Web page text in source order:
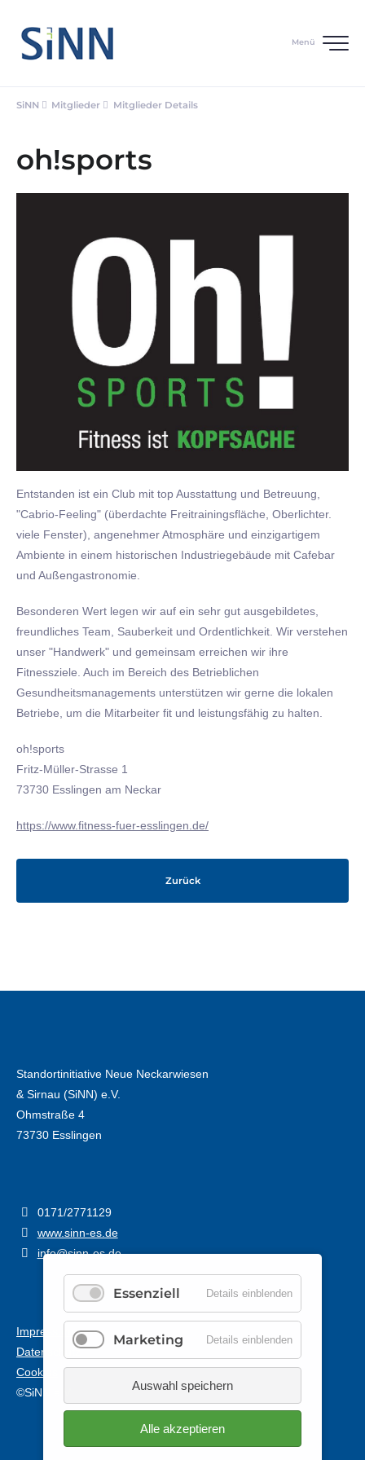
Menü
SiNN Mitglieder Mitglieder Details
oh!sports
Entstanden ist ein Club mit top Ausstattung und Betreuung,
"Cabrio-Feeling" (überdachte Freitrainingsfläche, Oberlichter.
viele Fenster), angenehmer Atmosphäre und einzigartigem
Ambiente in einem historischen Industriegebäude mit Cafebar
und Außengastronomie.
Besonderen Wert legen wir auf ein sehr gut ausgebildetes,
freundliches Team, Sauberkeit und Ordentlichkeit. Wir verstehen
unser "Handwerk" und gemeinsam erreichen wir ihre
Fitnessziele. Auch im Bereich des Betrieblichen
Gesundheitsmanagements unterstützen wir gerne die lokalen
Betriebe, um die Mitarbeiter fit und leistungsfähig zu halten.
oh!sports
Fritz-Müller-Strasse 1
73730 Esslingen am Neckar
https://www.fitness-fuer-esslingen.de/
Zurück
Standortinitiative Neue Neckarwiesen
& Sirnau (SiNN) e.V.
Ohmstraße 4
73730 Esslingen
0171/2771129
www.sinn-es.de
info@sinn-es.de
Impressum
Datenschutz
Cookies
©SiNN e.V.
Essenziell Details einblenden
Marketing Details einblenden
Auswahl speichern
Alle akzeptieren